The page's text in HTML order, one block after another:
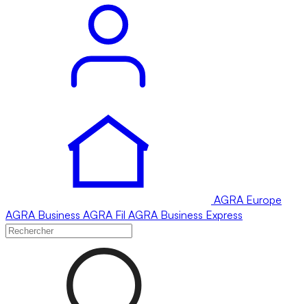
AGRA Europe
AGRA Business AGRA Fil AGRA Business Express